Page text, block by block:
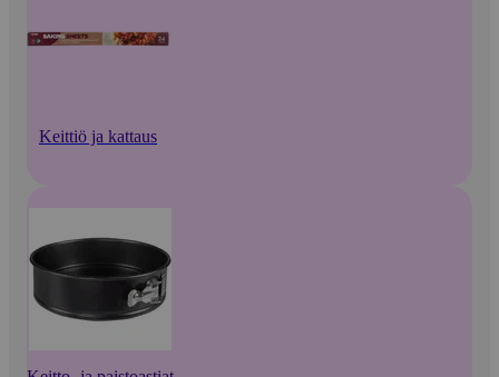
Keittiö ja kattaus